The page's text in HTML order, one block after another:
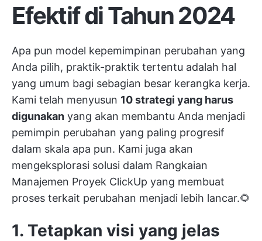
Efektif di Tahun 2024
Apa pun model kepemimpinan perubahan yang
Anda pilih, praktik-praktik tertentu adalah hal
yang umum bagi sebagian besar kerangka kerja.
Kami telah menyusun 10 strategi yang harus
digunakan yang akan membantu Anda menjadi
pemimpin perubahan yang paling progresif
dalam skala apa pun. Kami juga akan
mengeksplorasi solusi dalam Rangkaian
Manajemen Proyek ClickUp yang membuat
proses terkait perubahan menjadi lebih lancar.🌻
1. Tetapkan visi yang jelas